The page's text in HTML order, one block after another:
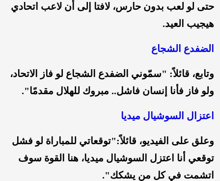
حتى لو لعب بدون حارس، لافتا إلى أن لاعب اتحادي
هيجيب العيد.
الضفدع الشجاع
وتابع، قائلاً: "سمّوني الضفدع الشجاع لو فاز الاتحاد،
ولو فاز فأنا إنسان فاشل.. مبروك للهلال مقدمًا".
اعتزال السوشيال ميديا
وعلق على الفيديو، قائلاً:"توقعاتي للمباراة لو فشل
توقعي أنا اعتزل السوشيال ميديا، هنا القوة سوف
اتشمت في كل من يشكك".